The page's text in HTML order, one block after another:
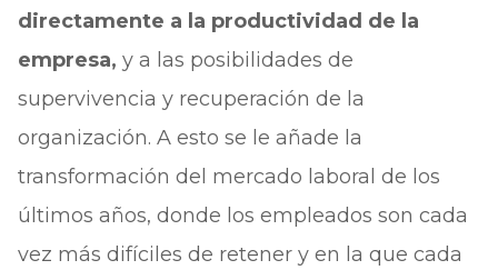
directamente a la productividad de la
empresa, y a las posibilidades de
supervivencia y recuperación de la
organización. A esto se le añade la
transformación del mercado laboral de los
últimos años, donde los empleados son cada
vez más difíciles de retener y en la que cada